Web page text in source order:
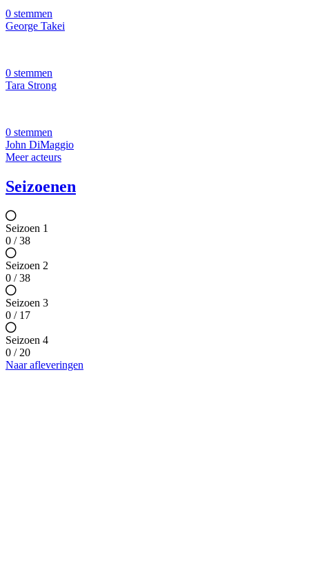
0 stemmen
George Takei
0 stemmen
Tara Strong
0 stemmen
John DiMaggio
Meer acteurs
Seizoenen
Seizoen 1
0 / 38
Seizoen 2
0 / 38
Seizoen 3
0 / 17
Seizoen 4
0 / 20
Naar afleveringen